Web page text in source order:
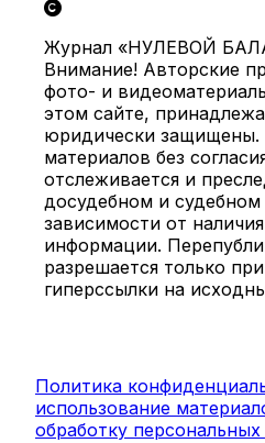
Журнал «НУЛЕВОЙ
Внимание! Авторские
фото- и
этом сайте,
юридически защищены.
материалов без
отслеживается и
досудебном и
зависимости от
информации.
разрешается только
гиперссылки на
Политика
использование
обработку